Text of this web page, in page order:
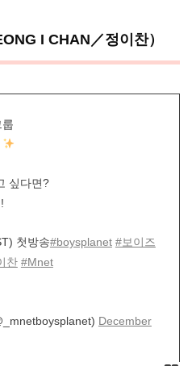
I CHAN／정이찬）
싶다면?
첫방송#boysplanet #보이즈
찬 #Mnet
December